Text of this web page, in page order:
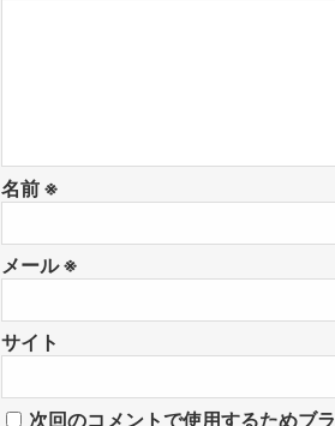
名前 ※
メール※
サイト
次回のコメントで使用するためブ